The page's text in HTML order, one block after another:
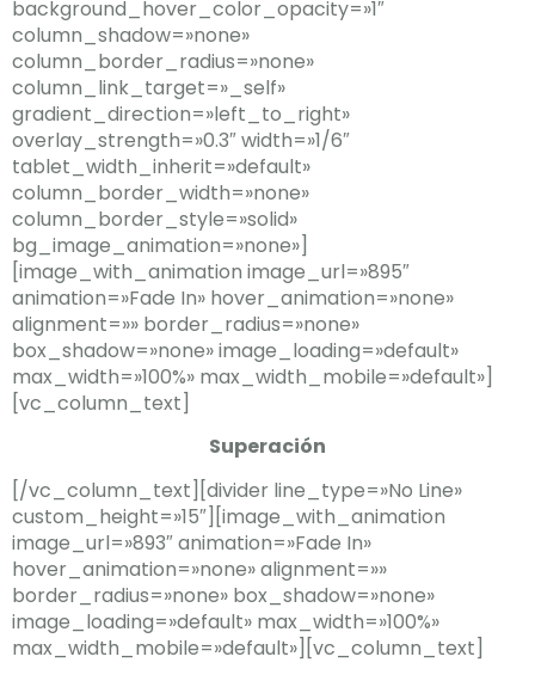
background_hover_color_opacity=»1″
column_shadow=»none»
column_border_radius=»none»
column_link_target=»_self»
gradient_direction=»left_to_right»
overlay_strength=»0.3″ width=»1/6″
tablet_width_inherit=»default»
column_border_width=»none»
column_border_style=»solid»
bg_image_animation=»none»]
[image_with_animation image_url=»895″
animation=»Fade In» hover_animation=»none»
alignment=»» border_radius=»none»
box_shadow=»none» image_loading=»default»
max_width=»100%» max_width_mobile=»default»]
[vc_column_text]
Superación
[/vc_column_text][divider line_type=»No Line»
custom_height=»15″][image_with_animation
image_url=»893″ animation=»Fade In»
hover_animation=»none» alignment=»»
border_radius=»none» box_shadow=»none»
image_loading=»default» max_width=»100%»
max_width_mobile=»default»][vc_column_text]